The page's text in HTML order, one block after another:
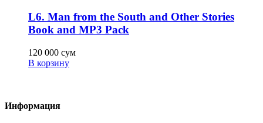
L6. Man from the South and Other Stories
Book and MP3 Pack
120 000 сум
В корзину
Информация